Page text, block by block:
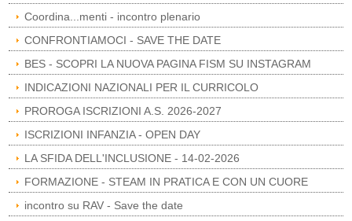
Coordina...menti - incontro plenario
CONFRONTIAMOCI - SAVE THE DATE
BES - SCOPRI LA NUOVA PAGINA FISM SU INSTAGRAM
INDICAZIONI NAZIONALI PER IL CURRICOLO
PROROGA ISCRIZIONI A.S. 2026-2027
ISCRIZIONI INFANZIA - OPEN DAY
LA SFIDA DELL'INCLUSIONE - 14-02-2026
FORMAZIONE - STEAM IN PRATICA E CON UN CUORE
incontro su RAV - Save the date